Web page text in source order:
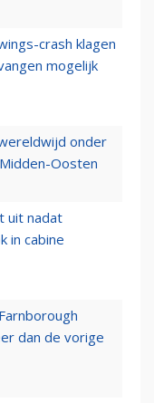
crash klagen
mogelijk
onder
Oosten
uit nadat
in cabine
dan de vorige